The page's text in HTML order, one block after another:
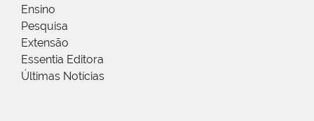
Ensino
Pesquisa
Extensão
Essentia Editora
Últimas Notícias